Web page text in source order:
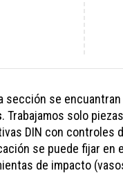
sección se encuantran
. Trabajamos solo
DIN con controles
se puede fijar en
de impacto